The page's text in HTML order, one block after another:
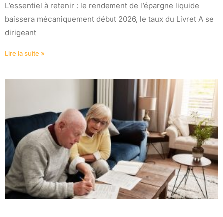
L’essentiel à retenir : le rendement de l’épargne liquide
baissera mécaniquement début 2026, le taux du Livret A se
dirigeant
Lire la suite »